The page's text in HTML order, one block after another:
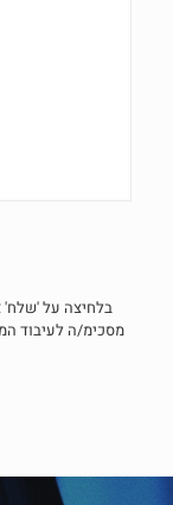
בלחיצה על
מסכימ/ה לעיבוד